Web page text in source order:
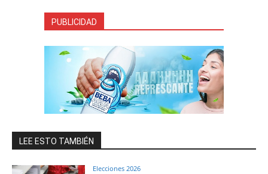
PUBLICIDAD
LEE ESTO TAMBIÉN
Elecciones 2026